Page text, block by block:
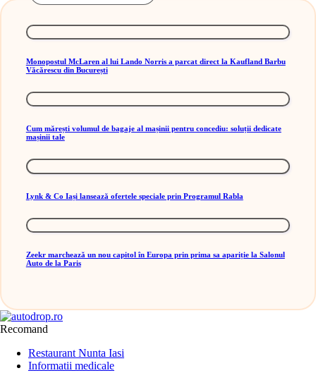
Monopostul McLaren al lui Lando Norris a parcat direct la Kaufland Barbu
Văcărescu din București
Cum mărești volumul de bagaje al mașinii pentru concediu: soluții dedicate
mașinii tale
Lynk & Co Iași lansează ofertele speciale prin Programul Rabla
Zeekr marchează un nou capitol în Europa prin prima sa apariție la Salonul
Auto de la Paris
Recomand
Restaurant Nunta Iasi
Informatii medicale